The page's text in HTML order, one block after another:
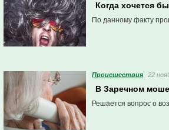
Когда хочется
По данному факту
Проиcшествия 22
В Заречном
Решается вопрос о